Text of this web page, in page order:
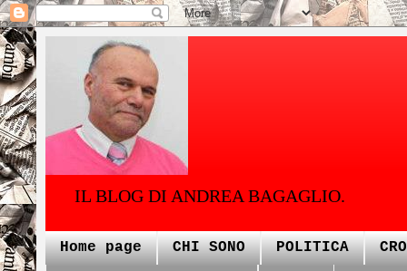
IL BLOG DI ANDREA BAGAGLIO.
Home page CHI SONO POLITICA